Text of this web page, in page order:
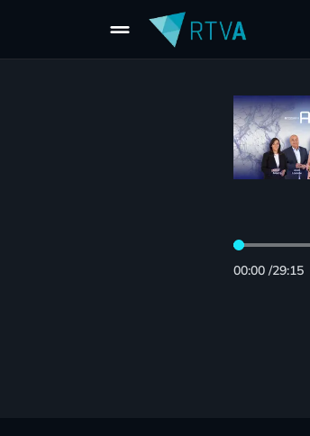
drag_handle
00:00/29:15